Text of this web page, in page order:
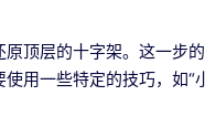
顶层的十字架。这一步
用一些特定的技巧，如“